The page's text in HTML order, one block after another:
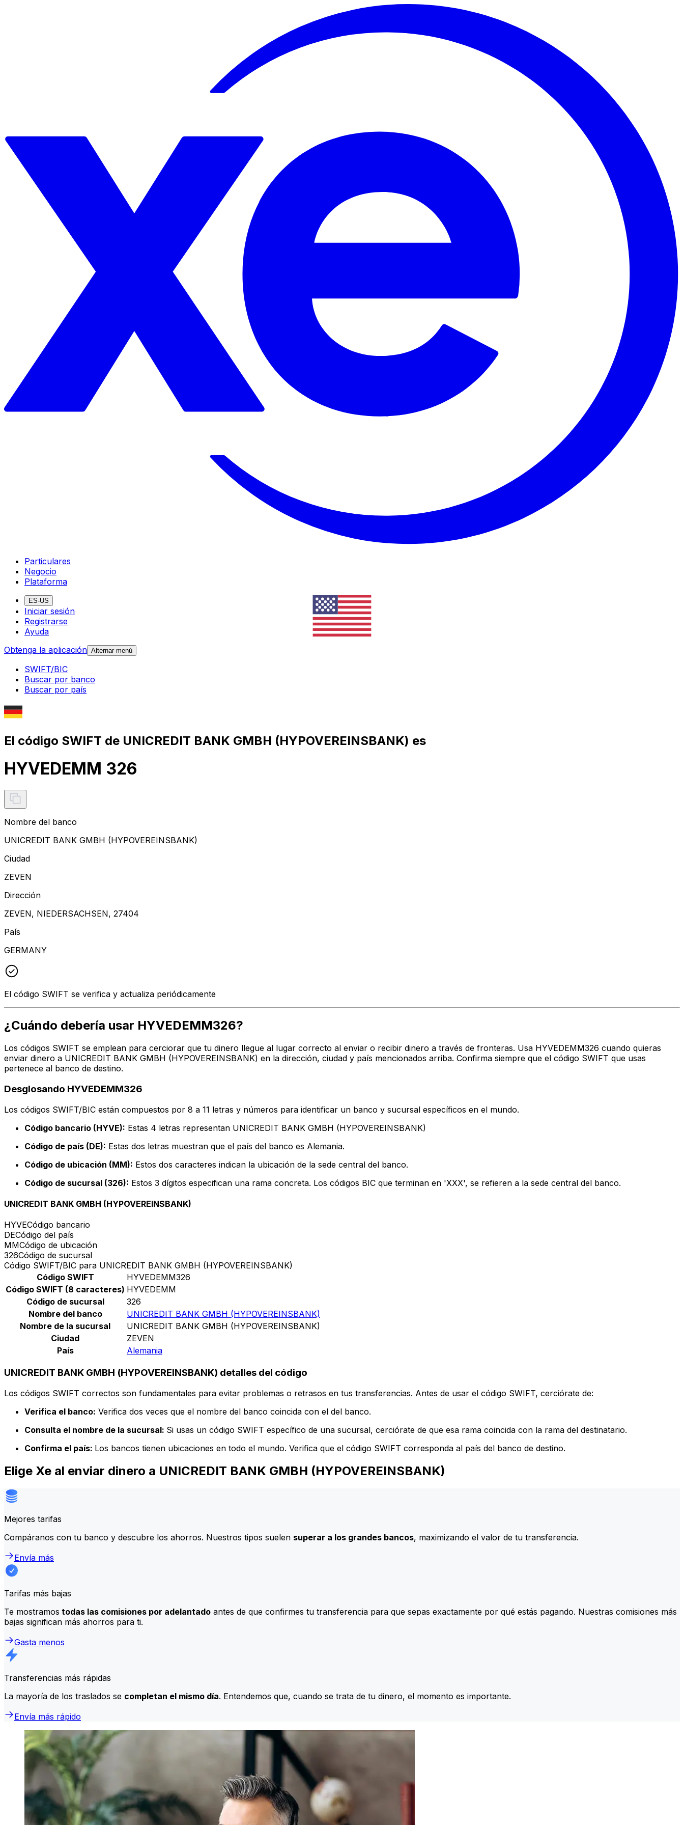
Particulares
Negocio
Plataforma
ES-US
Iniciar sesión
Registrarse
Ayuda
Obtenga la aplicación Alternar menú
SWIFT/BIC
Buscar por banco
Buscar por país
El código SWIFT de UNICREDIT BANK GMBH (HYPOVEREINSBANK) es
HYVEDEMM 326
Nombre del banco
UNICREDIT BANK GMBH (HYPOVEREINSBANK)
Ciudad
ZEVEN
Dirección
ZEVEN, NIEDERSACHSEN, 27404
País
GERMANY
El código SWIFT se verifica y actualiza periódicamente
¿Cuándo debería usar HYVEDEMM326?
Los códigos SWIFT se emplean para cerciorar que tu dinero llegue al lugar correcto al enviar o recibir dinero a través de fronteras. Usa HYVEDEMM326 cuando quieras
enviar dinero a UNICREDIT BANK GMBH (HYPOVEREINSBANK) en la dirección, ciudad y país mencionados arriba. Confirma siempre que el código SWIFT que usas
pertenece al banco de destino.
Desglosando HYVEDEMM326
Los códigos SWIFT/BIC están compuestos por 8 a 11 letras y números para identificar un banco y sucursal específicos en el mundo.
Código bancario (HYVE): Estas 4 letras representan UNICREDIT BANK GMBH (HYPOVEREINSBANK)
Código de país (DE): Estas dos letras muestran que el país del banco es Alemania.
Código de ubicación (MM): Estos dos caracteres indican la ubicación de la sede central del banco.
Código de sucursal (326): Estos 3 dígitos especifican una rama concreta. Los códigos BIC que terminan en 'XXX', se refieren a la sede central del banco.
UNICREDIT BANK GMBH (HYPOVEREINSBANK)
HYVECódigo bancario
DECódigo del país
MMCódigo de ubicación
326Código de sucursal
Código SWIFT/BIC para UNICREDIT BANK GMBH (HYPOVEREINSBANK)
Código SWIFT
HYVEDEMM326
Código SWIFT (8 caracteres) HYVEDEMM
Código de sucursal
326
Nombre del banco
UNICREDIT BANK GMBH (HYPOVEREINSBANK)
Nombre de la sucursal
UNICREDIT BANK GMBH (HYPOVEREINSBANK)
Ciudad
ZEVEN
País
Alemania
UNICREDIT BANK GMBH (HYPOVEREINSBANK) detalles del código
Los códigos SWIFT correctos son fundamentales para evitar problemas o retrasos en tus transferencias. Antes de usar el código SWIFT, cerciórate de:
Verifica el banco: Verifica dos veces que el nombre del banco coincida con el del banco.
Consulta el nombre de la sucursal: Si usas un código SWIFT específico de una sucursal, cerciórate de que esa rama coincida con la rama del destinatario.
Confirma el país: Los bancos tienen ubicaciones en todo el mundo. Verifica que el código SWIFT corresponda al país del banco de destino.
Elige Xe al enviar dinero a UNICREDIT BANK GMBH (HYPOVEREINSBANK)
Mejores tarifas
Compáranos con tu banco y descubre los ahorros. Nuestros tipos suelen superar a los grandes bancos, maximizando el valor de tu transferencia.
Envía más
Tarifas más bajas
Te mostramos todas las comisiones por adelantado antes de que confirmes tu transferencia para que sepas exactamente por qué estás pagando. Nuestras comisiones más
bajas significan más ahorros para ti.
Gasta menos
Transferencias más rápidas
La mayoría de los traslados se completan el mismo día. Entendemos que, cuando se trata de tu dinero, el momento es importante.
Envía más rápido